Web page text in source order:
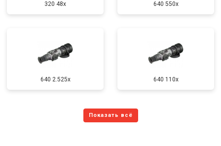
320 48x 640 550x
640 2.525x 640 110x